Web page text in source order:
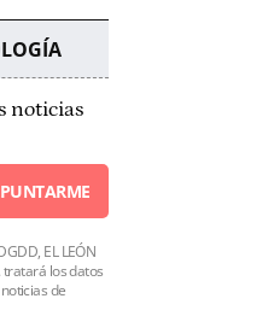
noticias
EL LEÓN
tratará los datos
de